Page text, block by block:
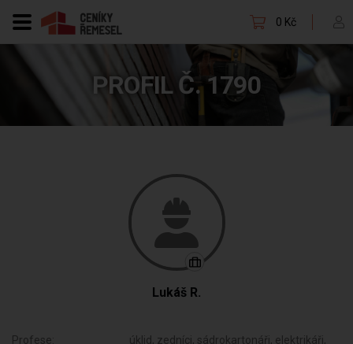
0 Kč
PROFIL Č. 1790
Lukáš R.
Profese:
úklid, zedníci, sádrokartonáři, elektrikáři,